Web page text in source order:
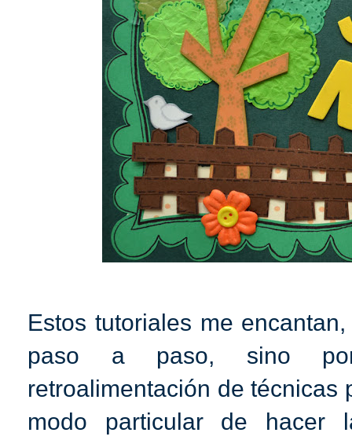
Estos tutoriales me
paso a paso, sino
retroalimentación de técnicas
modo particular de